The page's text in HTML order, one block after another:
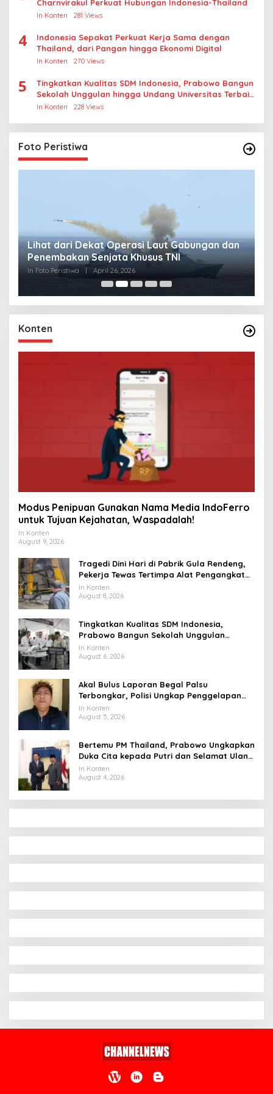
Charnvirakul Perkuat Hubungan Indonesia-Thailand
In Konten 281 Views
4
Indonesia Sepakat Perkuat Kerja Sama dengan
Thailand, dari Pangan hingga Ekonomi Digital
In Konten 270 Views
5
Tingkatkan Kualitas SDM Indonesia, Prabowo Bangun
Sekolah Unggulan hingga Undang Universitas Terbaik
Dunia
In Konten 228 Views
Foto Peristiwa
Lihat dari Dekat Operasi Laut Gabungan dan
Penembakan Senjata Khusus TNI
In Foto Peristiwa April 26, 2026
Konten
Modus Penipuan Gunakan Nama Media IndoFerro
untuk Tujuan Kejahatan, Waspadalah!
In Konten
August 9, 2026
Tragedi Dini Hari di Pabrik Gula Rendeng,
Pekerja Tewas Tertimpa Alat Pengangkat
Tebu
In Konten
August 8, 2026
Tingkatkan Kualitas SDM Indonesia,
Prabowo Bangun Sekolah Unggulan
hingga Undang Universitas Terbaik Dunia
In Konten
August 6, 2026
Akal Bulus Laporan Begal Palsu
Terbongkar, Polisi Ungkap Penggelapan
Uang Perusahaan untuk Crypto
In Konten
August 5, 2026
Bertemu PM Thailand, Prabowo Ungkapkan
Duka Cita kepada Putri dan Selamat Ulang
Tahun ke Raja Thailand
In Konten
August 4, 2026